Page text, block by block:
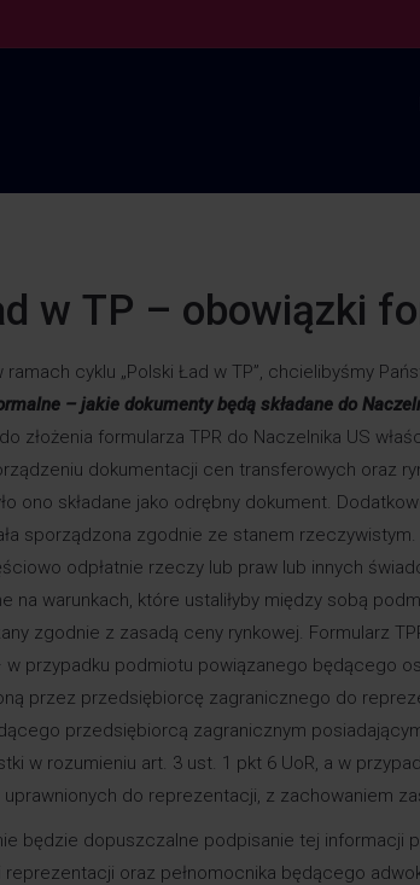
w TP – obowiązki
ramach cyklu „Polski Ład w TP”, chcielibyśmy
– jakie dokumenty będą składane do
złożenia formularza TPR do Naczelnika US
dokumentacji cen transferowych oraz
ono składane jako odrębny dokument.
sporządzona zgodnie ze stanem
odpłatnie rzeczy lub praw lub innych
na warunkach, które ustaliłyby między sobą
zgodnie z zasadą ceny rynkowej. Formularz
przypadku podmiotu powiązanego będącego
przez przedsiębiorcę zagranicznego do
przedsiębiorcą zagranicznym
w rozumieniu art. 3 ust. 1 pkt 6 UoR, a w
do reprezentacji, z zachowaniem
będzie dopuszczalne podpisanie tej informacji
oraz pełnomocnika będącego